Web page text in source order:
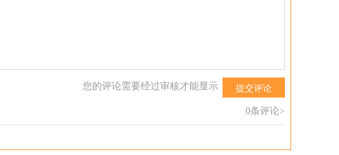
提交评论
您的评论需要经过审核才能显示
0条评论>